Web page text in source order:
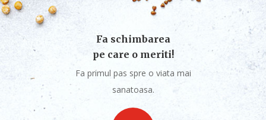
Fa schimbarea
pe care o meriti!
Fa primul pas spre o viata mai
sanatoasa.